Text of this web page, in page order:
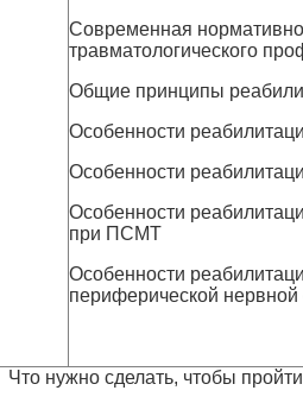
Современная
травматологического
Общие принципы
Особенности
Особенности
Особенности
при ПСМТ
Особенности
периферической
Что нужно сделать, чтобы